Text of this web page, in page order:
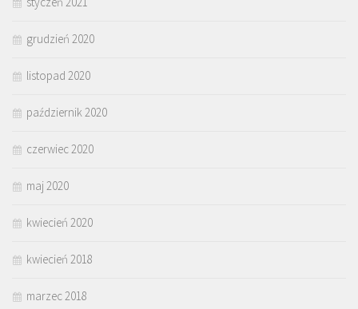
grudzień 2020
listopad 2020
październik 2020
czerwiec 2020
maj 2020
kwiecień 2020
kwiecień 2018
marzec 2018